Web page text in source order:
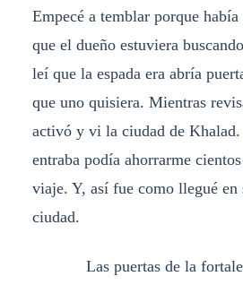
Empecé a temblar porque
que el dueño estuviera
leí que la espada era abría
que uno quisiera. Mientras
activó y vi la ciudad de Khalad.
entraba podía ahorrarme
viaje. Y, así fue como llegué en
ciudad.
Las puertas de la